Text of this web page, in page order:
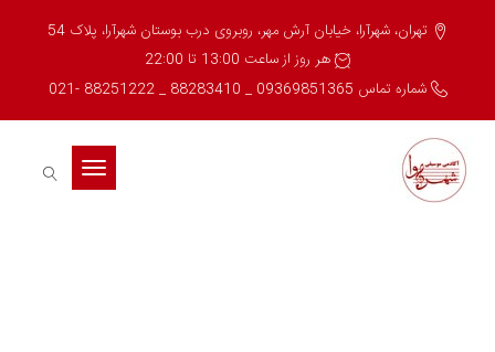
تهران، شهرآرا، خیابان آرش مهر، روبروی درب بوستان شهرآرا، پلاک 54
هر روز از ساعت 13:00 تا 22:00
شماره تماس 09369851365 _ 88283410 _ 88251222 -021
Toggle
navigation